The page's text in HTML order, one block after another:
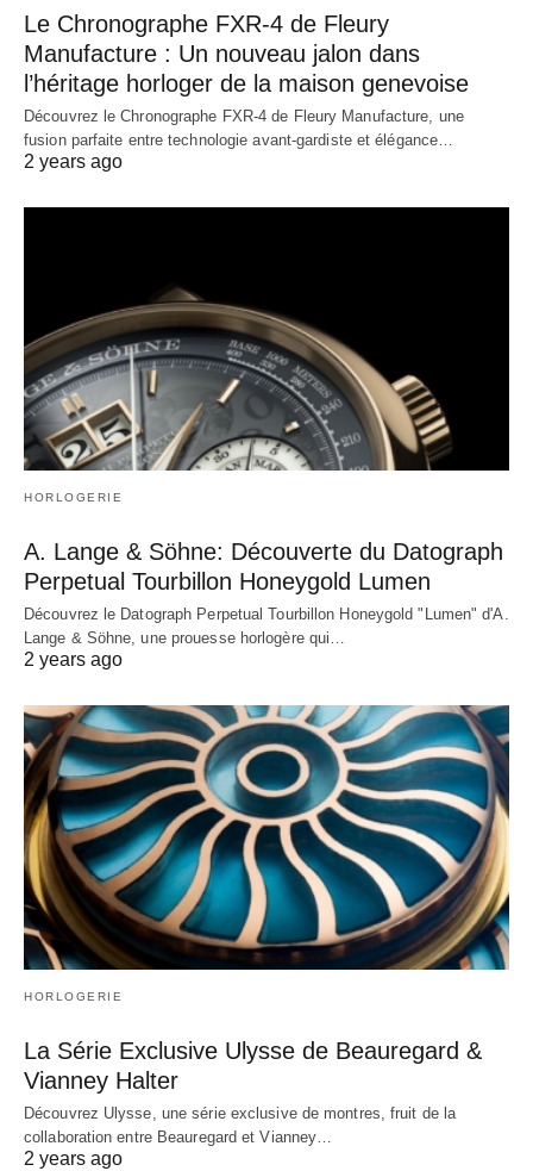
Le Chronographe FXR-4 de Fleury
Manufacture : Un nouveau jalon dans
l’héritage horloger de la maison genevoise
Découvrez le Chronographe FXR-4 de Fleury Manufacture, une
fusion parfaite entre technologie avant-gardiste et élégance…
2 years ago
HORLOGERIE
A. Lange & Söhne: Découverte du Datograph
Perpetual Tourbillon Honeygold Lumen
Découvrez le Datograph Perpetual Tourbillon Honeygold "Lumen" d'A.
Lange & Söhne, une prouesse horlogère qui…
2 years ago
HORLOGERIE
La Série Exclusive Ulysse de Beauregard &
Vianney Halter
Découvrez Ulysse, une série exclusive de montres, fruit de la
collaboration entre Beauregard et Vianney…
2 years ago